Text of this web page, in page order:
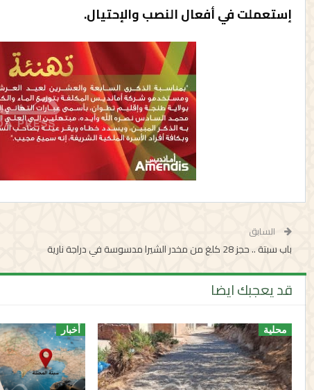
إستعملت في أفعال النصب والإحتيال.
السابق
باب سبتة .. حجز 28 كلغ من مخدر الشيرا مدسوسة في دراجة نارية
قد يعجبك ايضا
محلية أخبار